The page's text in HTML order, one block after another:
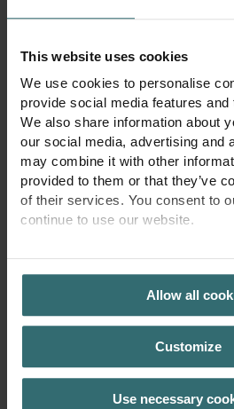
This website uses cookies
We use cookies to personalise
provide social media features
We also share information about
our social media, advertising and
may combine it with other
provided to them or that they’ve
of their services. You consent to
continue to use our website.
PRIVACY POLICY
Allow all
Customize
Use necessary
henkilökohtaisia rituaaleja ja